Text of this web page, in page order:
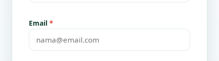
Email *